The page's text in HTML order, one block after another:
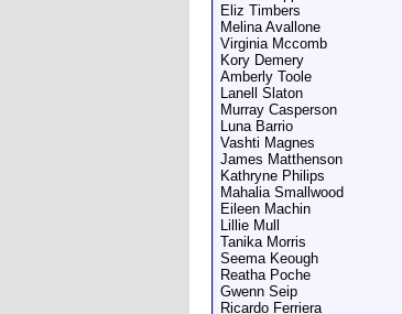
Eliz Timbers
Melina Avallone
Virginia Mccomb
Kory Demery
Amberly Toole
Lanell Slaton
Murray Casperson
Luna Barrio
Vashti Magnes
James Matthenson
Kathryne Philips
Mahalia Smallwood
Eileen Machin
Lillie Mull
Tanika Morris
Seema Keough
Reatha Poche
Gwenn Seip
Ricardo Ferriera